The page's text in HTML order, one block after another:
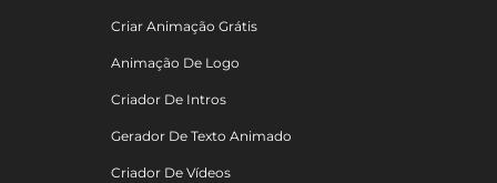
Criar Animação Grátis
Animação De Logo
Criador De Intros
Gerador De Texto Animado
Criador De Vídeos